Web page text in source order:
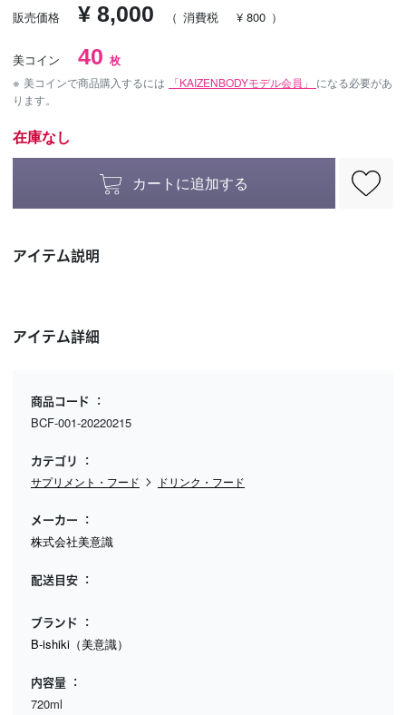
販売価格 ¥ 8,000 （ 消費税 ¥ 800 ）
美コイン 40 枚
※ 美コインで商品購入するには 「KAIZENBODYモデル会員」 になる必要があ
ります。
在庫なし
カートに追加する
アイテム説明
アイテム詳細
商品コード
BCF-001-20220215
カテゴリ
サプリメント・フード ドリンク・フード
メーカー
株式会社美意識
配送目安
ブランド
B-ishiki（美意識）
内容量
720ml